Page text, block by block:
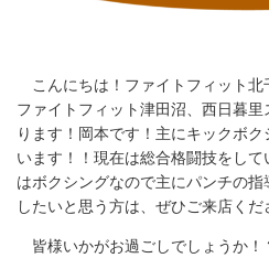
こんにちは！ファイトフィット北
ファイトフィット津田沼、西日暮
ります！岡本です！主にキックボ
います！！現在は総合格闘技をし
はボクシングなので主にパンチの
したいと思う方は、ぜひご来店くだ
皆様いかがお過ごしでしょうか！